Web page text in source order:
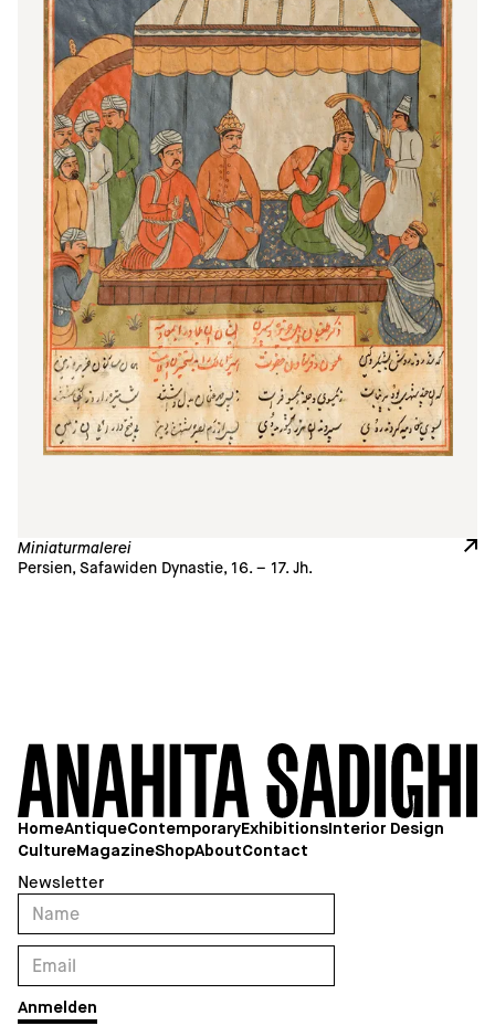
Miniaturmalerei
Persien, Safawiden Dynastie, 16. – 17. Jh.
HomeAntiqueContemporary Exhibitions Interior Design
Culture MagazineShopAboutContact
Newsletter